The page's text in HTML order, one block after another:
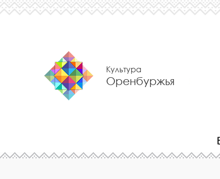
Культура
Оренбуржья